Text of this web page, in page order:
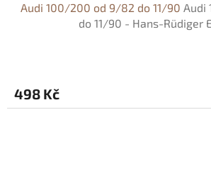
Audi 100/200 od 9/82 do 11/90 Audi
do 11/90 - Hans-Rüdiger
498 Kč